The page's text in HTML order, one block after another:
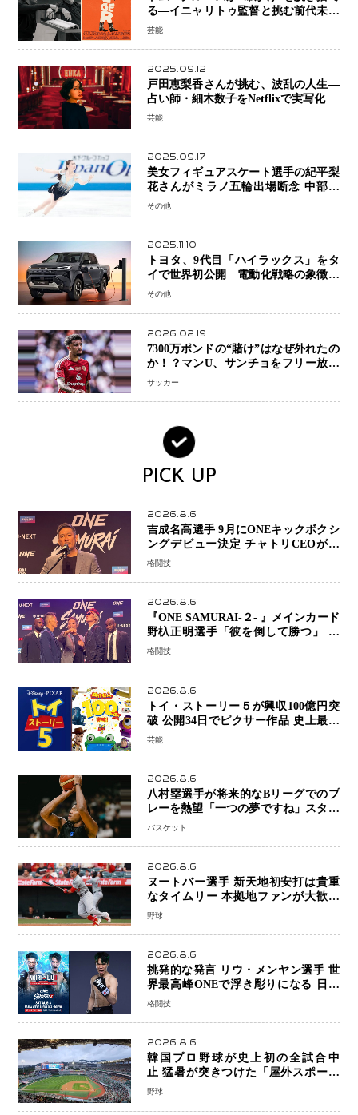
る―イニャリトゥ監督と挑む前代未聞
の大惨事コメディ「DIGGER ディガ
芸能
2025.09.12
戸田恵梨香さんが挑む、波乱の人生―
占い師・細木数子をNetflixで実写化
芸能
2025.09.17
美女フィギュアスケート選手の紀平梨
花さんがミラノ五輪出場断念 中部選
手権欠場を発表「安全最優先の判断」
その他
2025.11.10
トヨタ、9代目「ハイラックス」をタ
イで世界初公開 電動化戦略の象徴と
なるBEVモデルを初設定
その他
2026.02.19
7300万ポンドの“賭け”はなぜ外れたの
か！？マンU、サンチョをフリー放出
へ・・・補強戦略の転換点に
サッカー
PICK UP
2026.8.6
吉成名高選手 9月にONEキックボクシ
ングデビュー決定 チャトリCEOがサ
プライズ発表 2カ月連続参戦へ
格闘技
2026.8.6
『ONE SAMURAI-２- 』メインカード
野杁正明選手「彼を倒して勝つ」 リ
ウ・メンヤンとの因縁に決着へ 再起
初戦
格闘技
2026.8.6
トイ・ストーリー５が興収100億円突
破 公開34日でピクサー作品 史上最速
日本歴代シリーズ最高更新も目前
芸能
2026.8.6
八村塁選手が将来的なBリーグでのプ
レーを熱望「一つの夢ですね」スター
帰還がリーグ価値を押し上げる可能性
バスケット
2026.8.6
ヌートバー選手 新天地初安打は貴重
なタイムリー 本拠地ファンが大歓声
笑顔で歓喜
野球
2026.8.6
挑発的な発言 リウ・メンヤン選手 世
界最高峰ONEで浮き彫りになる 日本
キックボクシングが直面する“技術
格闘技
2026.8.6
韓国プロ野球が史上初の全試合中
止 猛暑が突きつけた「屋外スポーツ
の限界」 日本発のドーム型施設時代
野球